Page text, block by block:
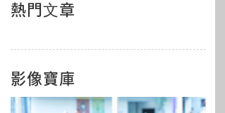
熱門文章
影像寶庫